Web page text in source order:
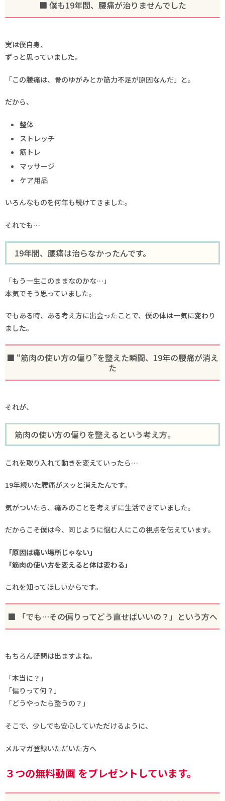
■ 僕も19年間、腰痛が治りませんでした
実は僕自身、
ずっと思っていました。
「この腰痛は、骨のゆがみとか筋力不足が原因なんだ」と。
だから、
整体
ストレッチ
筋トレ
マッサージ
ケア用品
いろんなものを何年も続けてきました。
それでも…
19年間、腰痛は治らなかったんです。
「もう一生このままなのかな…」
本気でそう思っていました。
でもある時、ある考え方に出会ったことで、僕の体は一気に変わり
ました。
■ “筋肉の使い方の偏り”を整えた瞬間、19年の腰痛が消え
た
それが、
筋肉の使い方の偏りを整えるという考え方。
これを取り入れて動きを変えていったら…
19年続いた腰痛がスッと消えたんです。
気がついたら、痛みのことを考えずに生活できていました。
だからこそ僕は今、同じように悩む人にこの視点を伝えています。
「原因は痛い場所じゃない」
「筋肉の使い方を変えると体は変わる」
これを知ってほしいからです。
■ 「でも…その偏りってどう直せばいいの？」という方へ
もちろん疑問は出ますよね。
「本当に？」
「偏りって何？」
「どうやったら整うの？」
そこで、少しでも安心していただけるように、
メルマガ登録いただいた方へ
３つの無料動画 をプレゼントしています。